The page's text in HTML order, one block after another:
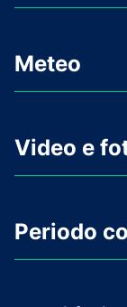
Meteo
Video e
Periodo